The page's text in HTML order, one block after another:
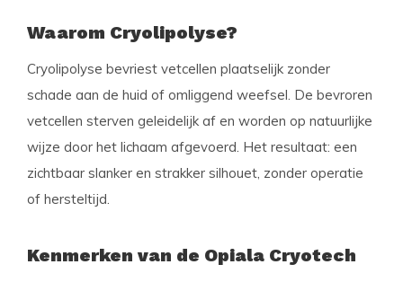
Waarom Cryolipolyse?
Cryolipolyse bevriest vetcellen plaatselijk zonder
schade aan de huid of omliggend weefsel. De bevroren
vetcellen sterven geleidelijk af en worden op natuurlijke
wijze door het lichaam afgevoerd. Het resultaat: een
zichtbaar slanker en strakker silhouet, zonder operatie
of hersteltijd.
Kenmerken van de Opiala Cryotech